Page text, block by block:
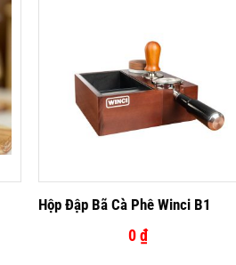
Hộp Đập Bã Cà Phê Winci B1
0₫